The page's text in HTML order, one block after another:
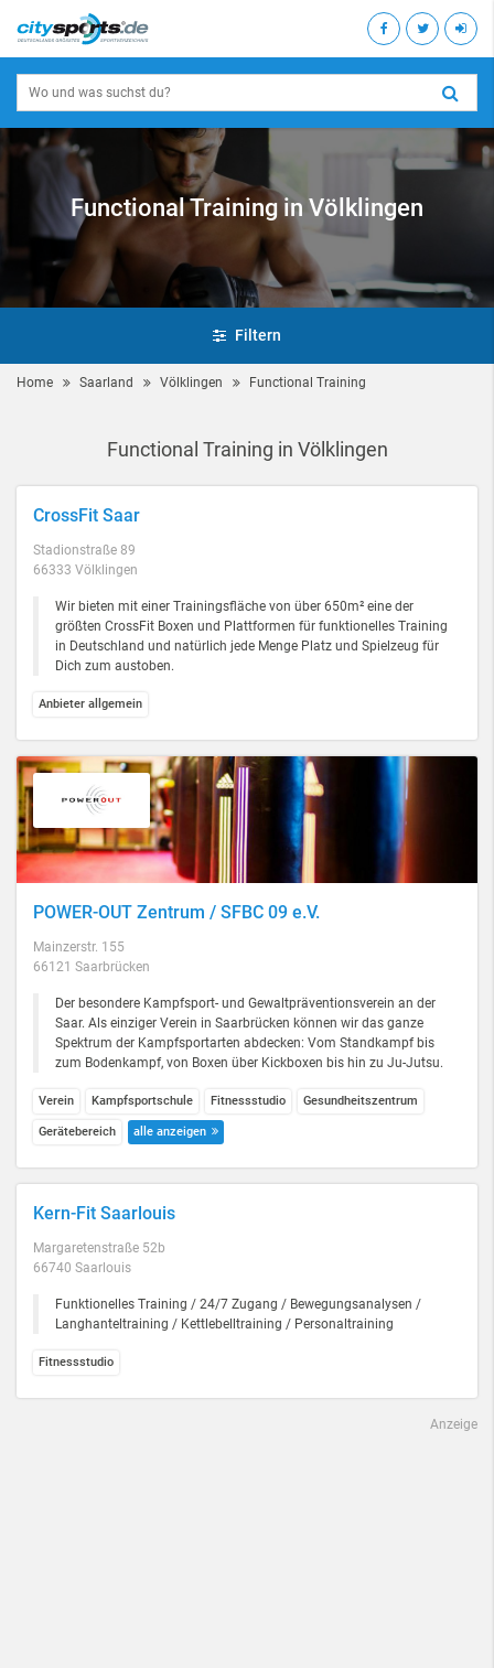
Functional Training in Völklingen
Filtern
Home Saarland Völklingen Functional Training
Functional Training in Völklingen
CrossFit Saar
Stadionstraße 89
66333 Völklingen
Wir bieten mit einer Trainingsfläche von über 650m² eine der
größten CrossFit Boxen und Plattformen für funktionelles Training
in Deutschland und natürlich jede Menge Platz und Spielzeug für
Dich zum austoben.
Anbieter allgemein
POWER-OUT Zentrum / SFBC 09 e.V.
Mainzerstr. 155
66121 Saarbrücken
Der besondere Kampfsport- und Gewaltpräventionsverein an der
Saar. Als einziger Verein in Saarbrücken können wir das ganze
Spektrum der Kampfsportarten abdecken: Vom Standkampf bis
zum Bodenkampf, von Boxen über Kickboxen bis hin zu Ju-Jutsu.
Verein Kampfsportschule Fitnessstudio Gesundheitszentrum
Gerätebereich alle anzeigen
Kern-Fit Saarlouis
Margaretenstraße 52b
66740 Saarlouis
Funktionelles Training / 24/7 Zugang / Bewegungsanalysen /
Langhanteltraining / Kettlebelltraining / Personaltraining
Fitnessstudio
Anzeige